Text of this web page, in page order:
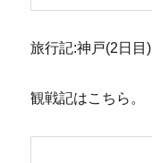
旅行記:神戸(2日目)
観戦記はこちら。